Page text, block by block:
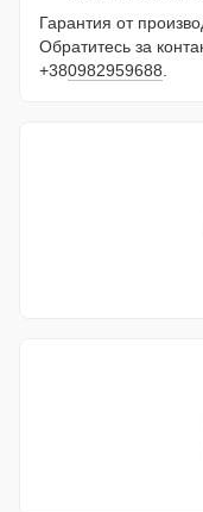
Гарантия от
Обратитесь за
+380982959688